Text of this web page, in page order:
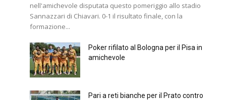
nell'amichevole disputata questo pomeriggio allo stadio
Sannazzari di Chiavari. 0-1 il risultato finale, con la
formazione...
Poker rifilato al Bologna per il Pisa in
amichevole
Pari a reti bianche per il Prato contro